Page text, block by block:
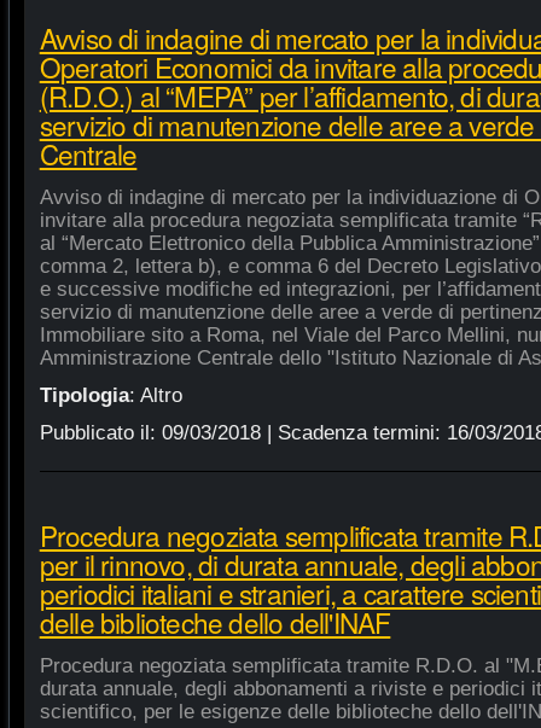
Avviso di indagine di mercato per la
Operatori Economici da invitare alla
(R.D.O.) al “MEPA” per l’affidamento, di
servizio di manutenzione delle aree a
Centrale
Avviso di indagine di mercato per la individuazione di
invitare alla procedura negoziata semplificata tramite
al “Mercato Elettronico della Pubblica
comma 2, lettera b), e comma 6 del Decreto
e successive modifiche ed integrazioni, per
servizio di manutenzione delle aree a verde di
Immobiliare sito a Roma, nel Viale del Parco Mellini,
Amministrazione Centrale dello "Istituto Nazionale di
Tipologia: Altro
Pubblicato il: 09/03/2018| Scadenza termini: 16/03/
Procedura negoziata semplificata tramite
per il rinnovo, di durata annuale, degli
periodici italiani e stranieri, a carattere
delle biblioteche dello dell'INAF
Procedura negoziata semplificata tramite R.D.O. al
durata annuale, degli abbonamenti a riviste e periodici
scientifico, per le esigenze delle biblioteche dello